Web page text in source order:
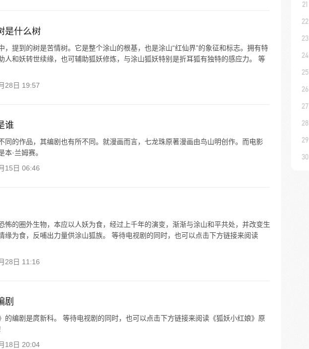
是什么树
，提到的树是苦情树。它是整个涂山的根基，也是涂山“红仙界”的象征和标志。拥有特
人和妖转世续缘，也可辅助狐妖修炼，与涂山狐妖特别是折耳狐有独特的感应力。 等
28日 19:57
谁
同的作品，其编剧也有所不同。就漫画而言，七龙珠原著漫画由鸟山明创作。而电影
本·兰姆赛。
15日 06:46
怖的圈外生物，本应以人妖为食，经过上千年的演变，渐渐与涂山和平共处，并改变生
缘为食，反哺出力量供涂山狐族。 等待电视剧的同时，也可以点击下方链接来阅读
28日 11:16
剧
的编剧是庹新科。 等待电视剧的同时，也可以点击下方链接来阅读《狐妖小红娘》原
18日 20:04
21
22
23
24
25
26
27
28
29
30